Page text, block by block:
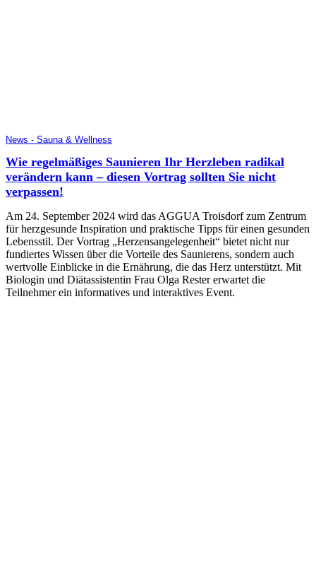
News - Sauna & Wellness
Wie regelmäßiges Saunieren Ihr Herzleben radikal
verändern kann – diesen Vortrag sollten Sie nicht
verpassen!
Am 24. September 2024 wird das AGGUA Troisdorf zum Zentrum
für herzgesunde Inspiration und praktische Tipps für einen gesunden
Lebensstil. Der Vortrag „Herzensangelegenheit“ bietet nicht nur
fundiertes Wissen über die Vorteile des Saunierens, sondern auch
wertvolle Einblicke in die Ernährung, die das Herz unterstützt. Mit
Biologin und Diätassistentin Frau Olga Rester erwartet die
Teilnehmer ein informatives und interaktives Event.